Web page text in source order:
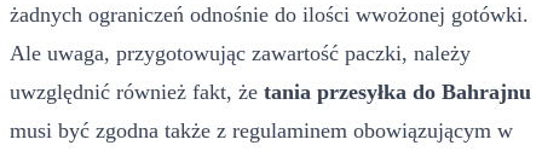
żadnych ograniczeń odnośnie do ilości wwożonej gotówki.
Ale uwaga, przygotowując zawartość paczki, należy
uwzględnić również fakt, że tania przesyłka do Bahrajnu
musi być zgodna także z regulaminem obowiązującym w